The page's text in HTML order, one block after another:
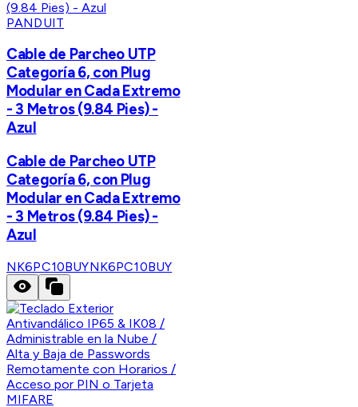
PANDUIT
Cable de Parcheo UTP
Categoría 6, con Plug
Modular en Cada Extremo
- 3 Metros (9.84 Pies) -
Azul
Cable de Parcheo UTP
Categoría 6, con Plug
Modular en Cada Extremo
- 3 Metros (9.84 Pies) -
Azul
NK6PC10BUYNK6PC10BUY